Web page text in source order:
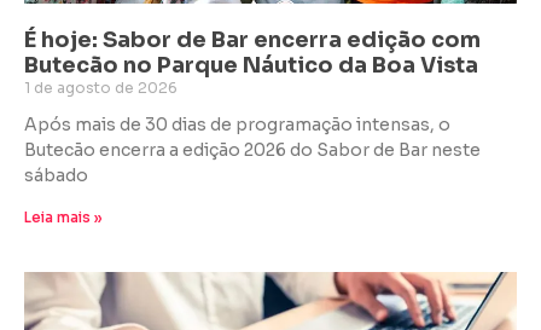
É hoje: Sabor de Bar encerra edição com
Butecão no Parque Náutico da Boa Vista
1 de agosto de 2026
Após mais de 30 dias de programação intensas, o
Butecão encerra a edição 2026 do Sabor de Bar neste
sábado
Leia mais »